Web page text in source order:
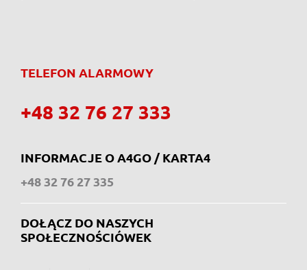
TELEFON ALARMOWY
+48 32 76 27 333
INFORMACJE O A4GO / KARTA4
+48 32 76 27 335
DOŁĄCZ DO NASZYCH
SPOŁECZNOŚCIÓWEK